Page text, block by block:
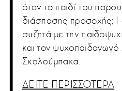
όταν το παιδί του
διάσπασης προσοχής;
συζητά με την
και τον
Σκαλούμπακα.
ΔΕΙΤΕ ΠΕΡΙΣΣΟΤΕΡΑ